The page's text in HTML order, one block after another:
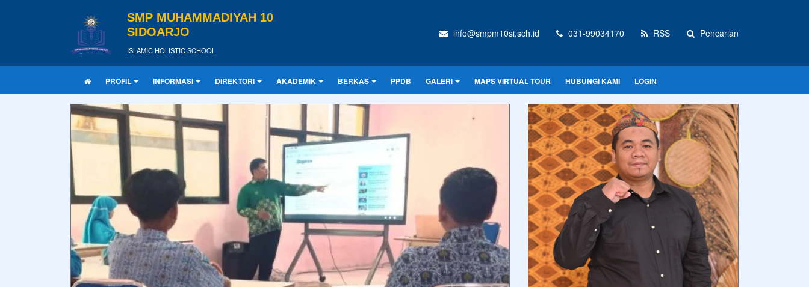
SMP MUHAMMADIYAH 10
SIDOARJO
ISLAMIC HOLISTIC SCHOOL
info@smpm10si.sch.id 031-99034170 RSS Pencarian
PROFIL INFORMASI DIREKTORI AKADEMIK BERKAS PPDB GALERI MAPS VIRTUAL TOUR HUBUNGI KAMI LOGIN